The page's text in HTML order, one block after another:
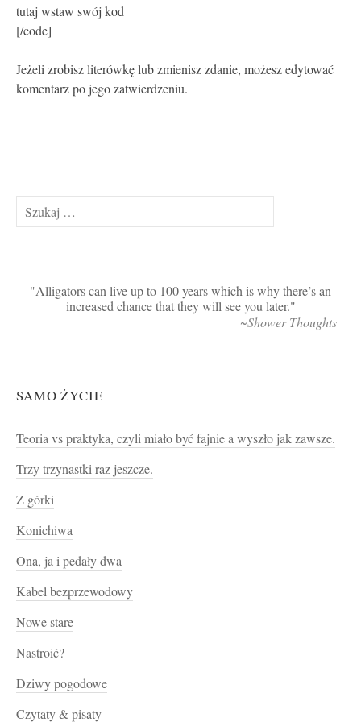
tutaj wstaw swój kod
[/code]
Jeżeli zrobisz literówkę lub zmienisz zdanie, możesz edytować
komentarz po jego zatwierdzeniu.
Szukaj:
Alligators can live up to 100 years which is why there’s an
increased chance that they will see you later.
~Shower Thoughts
SAMO ŻYCIE
Teoria vs praktyka, czyli miało być fajnie a wyszło jak zawsze.
Trzy trzynastki raz jeszcze.
Z górki
Konichiwa
Ona, ja i pedały dwa
Kabel bezprzewodowy
Nowe stare
Nastroić?
Dziwy pogodowe
Czytaty & pisaty